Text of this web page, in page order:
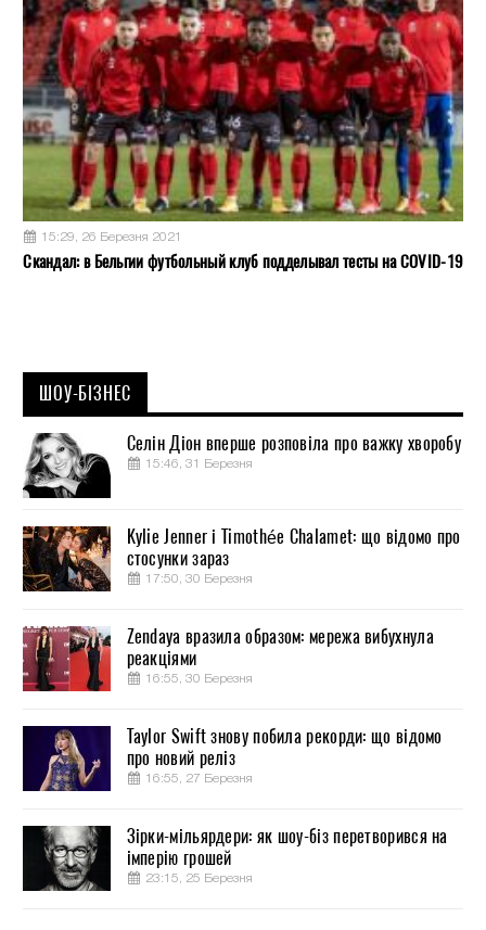
15:29, 26 Березня 2021
Скандал: в Бельгии футбольный клуб подделывал тесты на COVID-19
ШОУ-БІЗНЕС
Селін Діон вперше розповіла про важку хворобу
15:46, 31 Березня
Kylie Jenner і Timothée Chalamet: що відомо про
стосунки зараз
17:50, 30 Березня
Zendaya вразила образом: мережа вибухнула
реакціями
16:55, 30 Березня
Taylor Swift знову побила рекорди: що відомо
про новий реліз
16:55, 27 Березня
Зірки-мільярдери: як шоу-біз перетворився на
імперію грошей
23:15, 25 Березня